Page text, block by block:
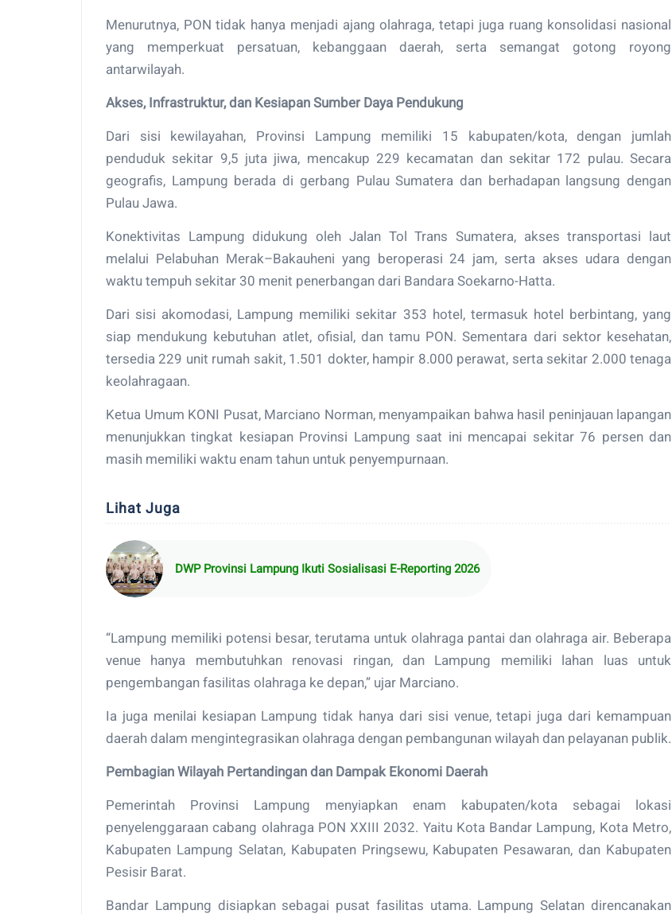
Menurutnya, PON tidak hanya menjadi ajang olahraga, tetapi juga ruang konsolidasi nasional
yang memperkuat persatuan, kebanggaan daerah, serta semangat gotong royong
antarwilayah.
Akses, Infrastruktur, dan Kesiapan Sumber Daya Pendukung
Dari sisi kewilayahan, Provinsi Lampung memiliki 15 kabupaten/kota, dengan jumlah
penduduk sekitar 9,5 juta jiwa, mencakup 229 kecamatan dan sekitar 172 pulau. Secara
geografis, Lampung berada di gerbang Pulau Sumatera dan berhadapan langsung dengan
Pulau Jawa.
Konektivitas Lampung didukung oleh Jalan Tol Trans Sumatera, akses transportasi laut
melalui Pelabuhan Merak–Bakauheni yang beroperasi 24 jam, serta akses udara dengan
waktu tempuh sekitar 30 menit penerbangan dari Bandara Soekarno-Hatta.
Dari sisi akomodasi, Lampung memiliki sekitar 353 hotel, termasuk hotel berbintang, yang
siap mendukung kebutuhan atlet, ofisial, dan tamu PON. Sementara dari sektor kesehatan,
tersedia 229 unit rumah sakit, 1.501 dokter, hampir 8.000 perawat, serta sekitar 2.000 tenaga
keolahragaan.
Ketua Umum KONI Pusat, Marciano Norman, menyampaikan bahwa hasil peninjauan lapangan
menunjukkan tingkat kesiapan Provinsi Lampung saat ini mencapai sekitar 76 persen dan
masih memiliki waktu enam tahun untuk penyempurnaan.
Lihat Juga
DWP Provinsi Lampung Ikuti Sosialisasi E-Reporting 2026
“Lampung memiliki potensi besar, terutama untuk olahraga pantai dan olahraga air. Beberapa
venue hanya membutuhkan renovasi ringan, dan Lampung memiliki lahan luas untuk
pengembangan fasilitas olahraga ke depan,” ujar Marciano.
Ia juga menilai kesiapan Lampung tidak hanya dari sisi venue, tetapi juga dari kemampuan
daerah dalam mengintegrasikan olahraga dengan pembangunan wilayah dan pelayanan publik.
Pembagian Wilayah Pertandingan dan Dampak Ekonomi Daerah
Pemerintah Provinsi Lampung menyiapkan enam kabupaten/kota sebagai lokasi
penyelenggaraan cabang olahraga PON XXIII 2032. Yaitu Kota Bandar Lampung, Kota Metro,
Kabupaten Lampung Selatan, Kabupaten Pringsewu, Kabupaten Pesawaran, dan Kabupaten
Pesisir Barat.
Bandar Lampung disiapkan sebagai pusat fasilitas utama. Lampung Selatan direncanakan